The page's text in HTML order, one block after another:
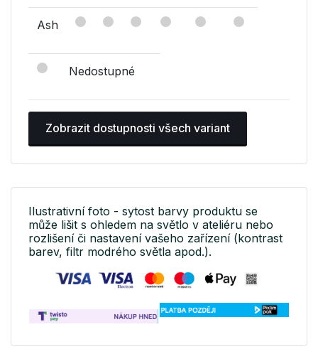
Ash
Nedostupné
Zobrazit dostupnosti všech variant
Ilustrativní foto - sytost barvy produktu se
může lišit s ohledem na světlo v ateliéru nebo
rozlišení či nastavení vašeho zařízení (kontrast
barev, filtr modrého světla apod.).